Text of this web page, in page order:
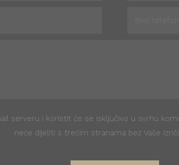
serveru i koristit će se isključivo u svrhu
neće dijeliti s trećim stranama bez Vaše